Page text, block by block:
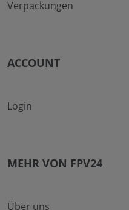
Verpackungen
ACCOUNT
Login
MEHR VON FPV24
Über uns